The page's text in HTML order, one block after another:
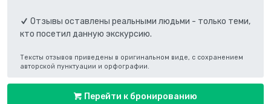
Отзывы оставлены реальными людьми - только теми,
кто посетил данную экскурсию.
Тексты отзывов приведены в оригинальном виде, с сохранением
авторской пунктуации и орфографии.
Перейти к бронированию